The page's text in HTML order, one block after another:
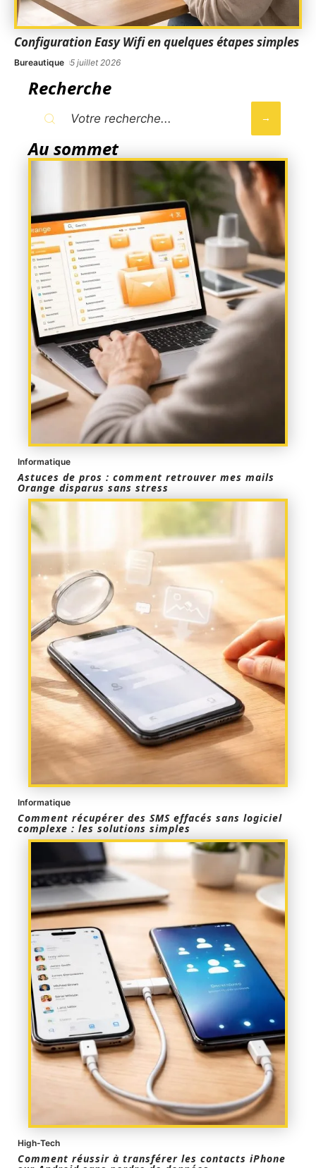
Configuration Easy Wifi en quelques étapes simples
Bureautique 5 juillet 2026
Recherche
Au sommet
Informatique
Astuces de pros : comment retrouver mes mails
Orange disparus sans stress
Informatique
Comment récupérer des SMS effacés sans logiciel
complexe : les solutions simples
High-Tech
Comment réussir à transférer les contacts iPhone